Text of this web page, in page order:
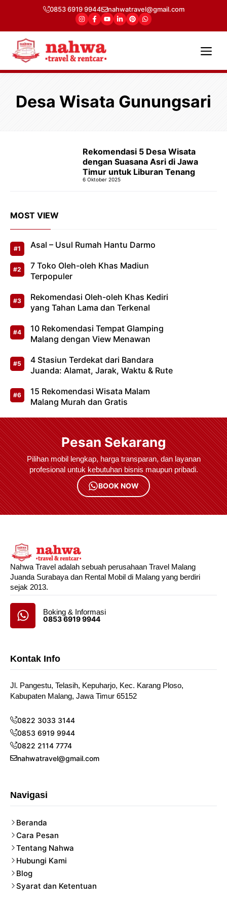
isi
0853 6919 9944 nahwatravel@gmail.com
Desa Wisata Gunungsari
Rekomendasi 5 Desa Wisata
dengan Suasana Asri di Jawa
Timur untuk Liburan Tenang
6 Oktober 2025
MOST VIEW
Asal – Usul Rumah Hantu Darmo
7 Toko Oleh-oleh Khas Madiun
Terpopuler
Rekomendasi Oleh-oleh Khas Kediri
yang Tahan Lama dan Terkenal
10 Rekomendasi Tempat Glamping
Malang dengan View Menawan
4 Stasiun Terdekat dari Bandara
Juanda: Alamat, Jarak, Waktu & Rute
15 Rekomendasi Wisata Malam
Malang Murah dan Gratis
Pesan Sekarang
Pilihan mobil lengkap, harga transparan, dan layanan
profesional untuk kebutuhan bisnis maupun pribadi.
BOOK NOW
Nahwa Travel adalah sebuah perusahaan Travel Malang
Juanda Surabaya dan Rental Mobil di Malang yang berdiri
sejak 2013.
Boking & Informasi
0853 6919 9944
Kontak Info
Jl. Pangestu, Telasih, Kepuharjo, Kec. Karang Ploso,
Kabupaten Malang, Jawa Timur 65152
0822 3033 3144
0853 6919 9944
0822 2114 7774
nahwatravel@gmail.com
Navigasi
Beranda
Cara Pesan
Tentang Nahwa
Hubungi Kami
Blog
Syarat dan Ketentuan